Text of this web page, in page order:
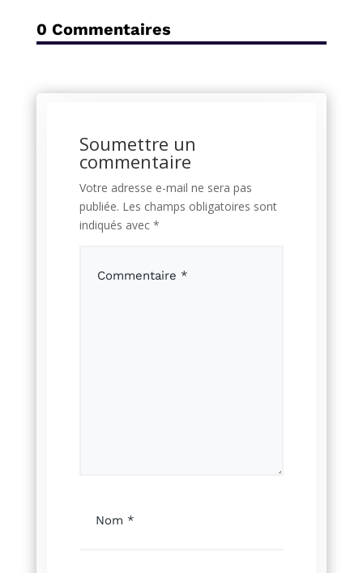
0 Commentaires
Soumettre un
commentaire
Votre adresse e-mail ne sera pas
publiée. Les champs obligatoires sont
indiqués avec *